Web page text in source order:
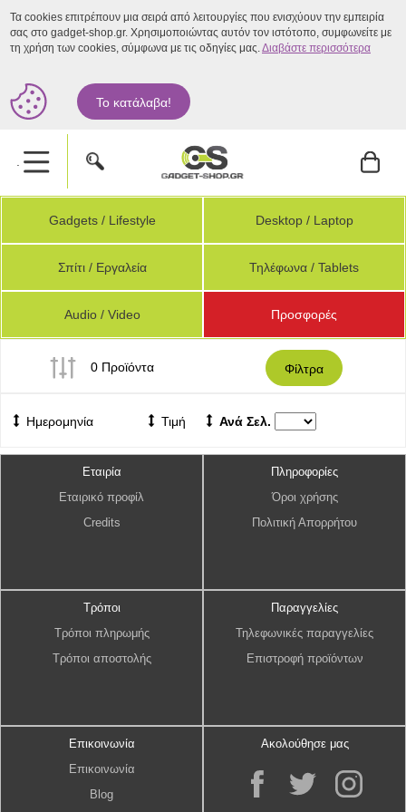
Τα cookies επιτρέπουν μια σειρά από λειτουργίες που ενισχύουν την εμπειρία
σας στο gadget-shop.gr. Χρησιμοποιώντας αυτόν τον ιστότοπο, συμφωνείτε με
τη χρήση των cookies, σύμφωνα με τις οδηγίες μας.Διαβάστε περισσότερα
Το κατάλαβα!
.
Gadgets / Lifestyle Desktop / Laptop
Σπίτι / Εργαλεία Τηλέφωνα / Tablets
Audio / Video Προσφορές
0 Προϊόντα Φίλτρα
Ημερομηνία Τιμή Ανά Σελ.
Εταιρία
Εταιρικό προφίλ
Credits
Πληροφορίες
Όροι χρήσης
Πολιτική Απορρήτου
Τρόποι
Τρόποι πληρωμής
Τρόποι αποστολής
Παραγγελίες
Τηλεφωνικές παραγγελίες
Επιστροφή προϊόντων
Επικοινωνία
Επικοινωνία
Blog
Ακολούθησε μας